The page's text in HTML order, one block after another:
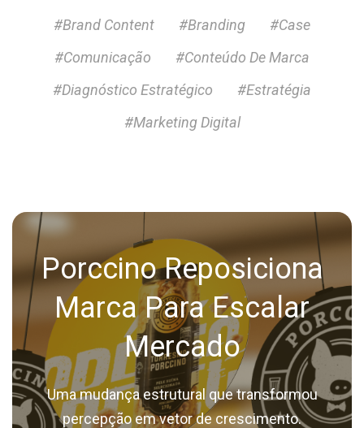
#Brand Content #Branding
#Case
#Comunicação
#Conteúdo De Marca
#Diagnóstico Estratégico
#Estratégia
#Marketing Digital
Porccino Reposiciona
Marca Para Escalar
Mercado
Uma mudança estrutural que transformou
percepção em vetor de crescimento.